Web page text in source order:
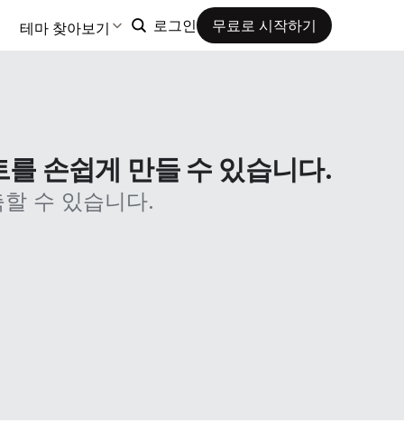
테마 찾아보기 로그인 무료로 시작하기
손쉽게 만들 수 있습니다.
수 있습니다.